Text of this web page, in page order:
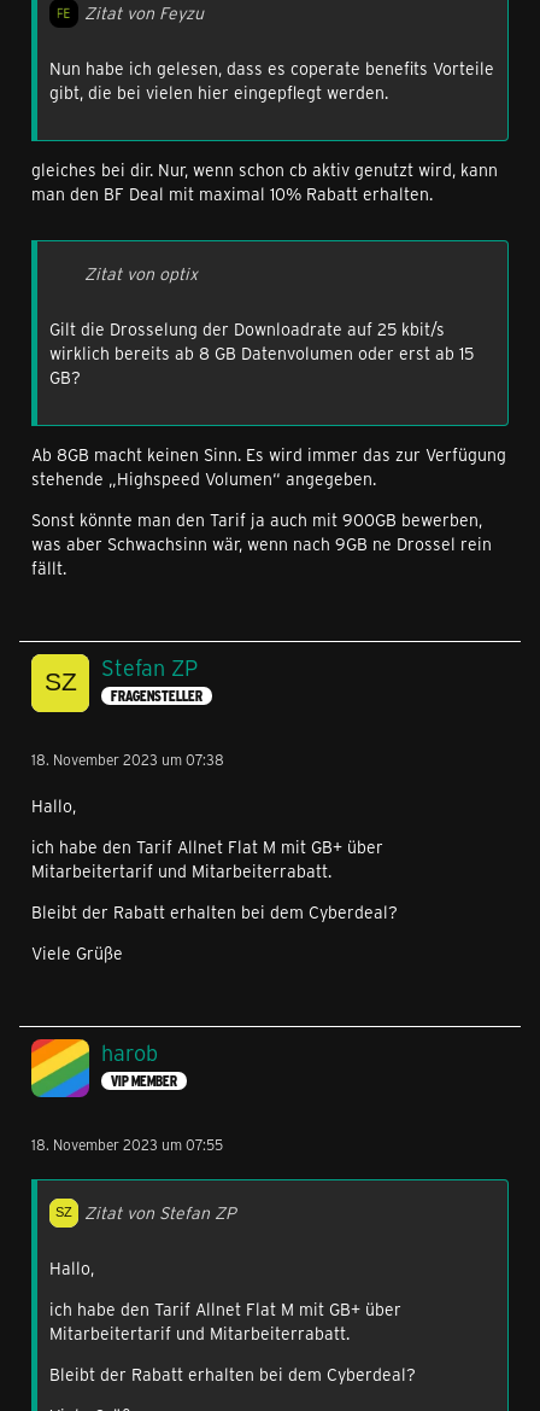
Zitat von Feyzu
Nun habe ich gelesen, dass es coperate benefits Vorteile
gibt, die bei vielen hier eingepflegt werden.
gleiches bei dir. Nur, wenn schon cb aktiv genutzt wird, kann
man den BF Deal mit maximal 10% Rabatt erhalten.
Zitat von optix
Gilt die Drosselung der Downloadrate auf 25 kbit/s
wirklich bereits ab 8 GB Datenvolumen oder erst ab 15
GB?
Ab 8GB macht keinen Sinn. Es wird immer das zur Verfügung
stehende „Highspeed Volumen“ angegeben.
Sonst könnte man den Tarif ja auch mit 900GB bewerben,
was aber Schwachsinn wär, wenn nach 9GB ne Drossel rein
fällt.
Stefan ZP
FRAGENSTELLER
18. November 2023 um 07:38
Hallo,
ich habe den Tarif Allnet Flat M mit GB+ über
Mitarbeitertarif und Mitarbeiterrabatt.
Bleibt der Rabatt erhalten bei dem Cyberdeal?
Viele Grüße
harob
VIP MEMBER
18. November 2023 um 07:55
Zitat von Stefan ZP
Hallo,
ich habe den Tarif Allnet Flat M mit GB+ über
Mitarbeitertarif und Mitarbeiterrabatt.
Bleibt der Rabatt erhalten bei dem Cyberdeal?